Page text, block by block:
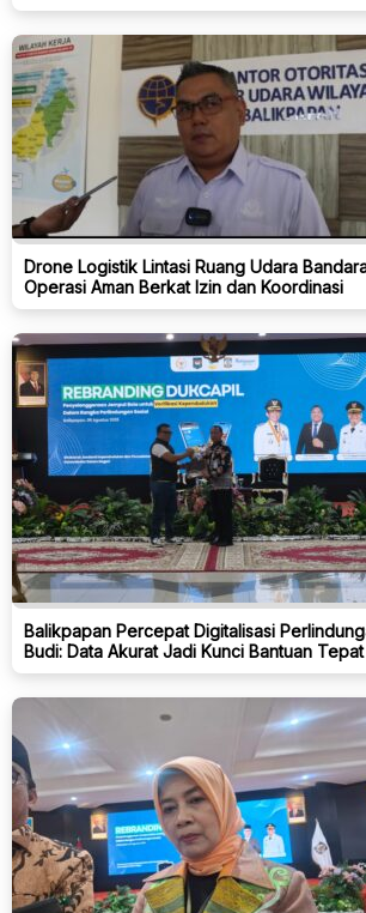
Drone Logistik Lintasi Ruang Udara
Operasi Aman Berkat Izin dan Koordinasi
Balikpapan Percepat Digitalisasi
Budi: Data Akurat Jadi Kunci Bantuan